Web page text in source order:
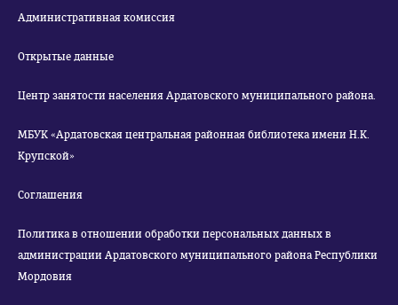
Административная комиссия
Открытые данные
Центр занятости населения Ардатовского муниципального района.
МБУК «Ардатовская центральная районная библиотека имени Н.К.
Крупской»
Соглашения
Политика в отношении обработки персональных данных в
администрации Ардатовского муниципального района Республики
Мордовия